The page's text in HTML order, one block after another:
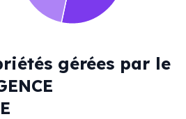
gérées par le